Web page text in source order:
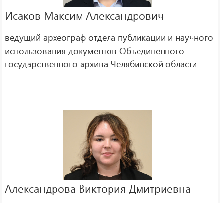
Исаков Максим Александрович
ведущий археограф отдела публикации и научного
использования документов Объединенного
государственного архива Челябинской области
Александрова Виктория Дмитриевна